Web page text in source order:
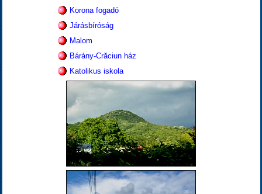
Korona fogadó
Járásbíróság
Malom
Bárány-Crăciun ház
Katolikus iskola